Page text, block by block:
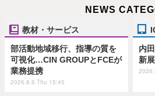
NEWS
教材・サービス
部活動地域移行、指導の質を
可視化…CIN GROUPとFCEが
業務提携
2026.8.6 Thu 15:45
内
新